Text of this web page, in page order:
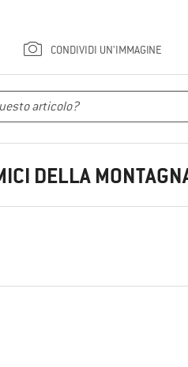
CONDIVIDI UN'IMMAGINE
DELLA